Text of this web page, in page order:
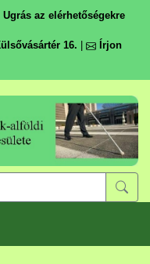
Ugrás az elérhetőségekre
16.
Írjon